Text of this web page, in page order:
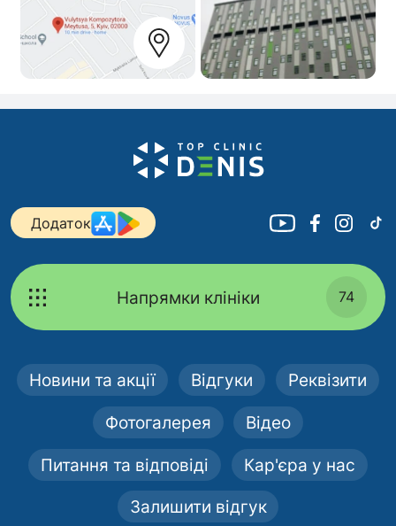
Додаток
Напрямки клініки 74
Новини та акції Відгуки Реквізити
Фотогалерея Відео
Питання та відповіді Кар'єра у нас
Залишити відгук